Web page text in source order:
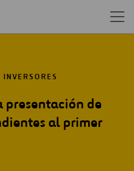
presentación de
al primer